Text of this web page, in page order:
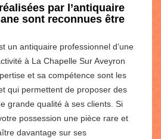
par l’antiquaire
sont reconnues être
un antiquaire professionnel d’une
à La Chapelle Sur Aveyron
et sa compétence sont les
qui permettent de proposer des
grande qualité à ses clients. Si
possession une pièce rare et
davantage sur ses